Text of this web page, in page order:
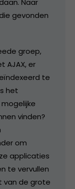
gevonden
groep,
AJAX, er
te
het
vinden?
om
applicaties
te vervullen
van de grote